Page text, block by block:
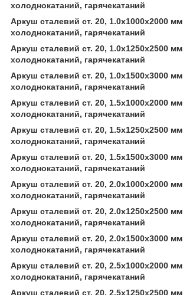
холоднокатаний, гарячекатаний
Аркуш сталевий ст. 20, 1.0х1000х2000 мм
холоднокатаний, гарячекатаний
Аркуш сталевий ст. 20, 1.0х1250х2500 мм
холоднокатаний, гарячекатаний
Аркуш сталевий ст. 20, 1.0х1500х3000 мм
холоднокатаний, гарячекатаний
Аркуш сталевий ст. 20, 1.5х1000х2000 мм
холоднокатаний, гарячекатаний
Аркуш сталевий ст. 20, 1.5х1250х2500 мм
холоднокатаний, гарячекатаний
Аркуш сталевий ст. 20, 1.5х1500х3000 мм
холоднокатаний, гарячекатаний
Аркуш сталевий ст. 20, 2.0х1000х2000 мм
холоднокатаний, гарячекатаний
Аркуш сталевий ст. 20, 2.0х1250х2500 мм
холоднокатаний, гарячекатаний
Аркуш сталевий ст. 20, 2.0х1500х3000 мм
холоднокатаний, гарячекатаний
Аркуш сталевий ст. 20, 2.5х1000х2000 мм
холоднокатаний, гарячекатаний
Аркуш сталевий ст. 20, 2.5х1250х2500 мм